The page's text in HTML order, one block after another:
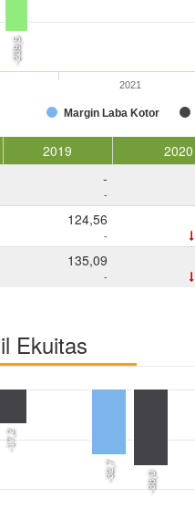
-239,5
Margin Laba Kotor
2021
2019 2020
-
-
124,56
-
135,09
-
Ekuitas
-32,7
-17,2
-38,0